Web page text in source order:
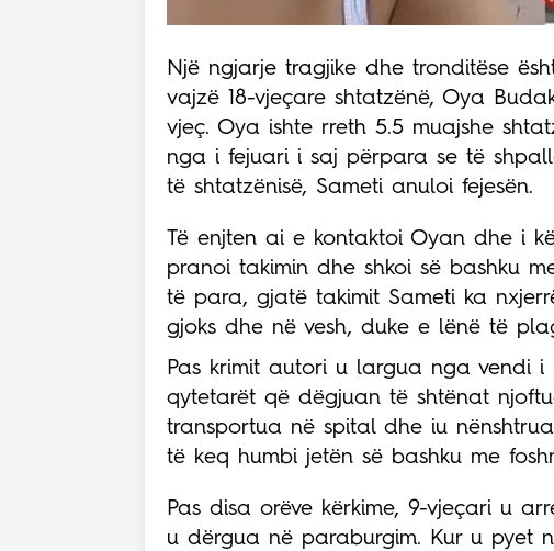
Një ngjarje tragjike dhe tronditëse
vajzë 18-vjeçare shtatzënë, Oya
vjeç. Oya ishte rreth 5.5 muajshe
nga i fejuari i saj përpara se të
të shtatzënisë, Sameti anuloi fejesën.
Të enjten ai e kontaktoi Oyan dhe i
pranoi takimin dhe shkoi së bashku
të para, gjatë takimit Sameti ka
gjoks dhe në vesh, duke e lënë të
Pas krimit autori u largua nga vendi
qytetarët që dëgjuan të shtënat
transportua në spital dhe iu
të keq humbi jetën së bashku me
Pas disa orëve kërkime, 9-vjeçari u
u dërgua në paraburgim. Kur u pyet